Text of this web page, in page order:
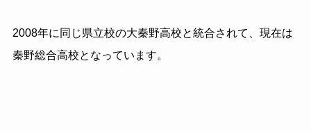
2008年に同じ県立校の大秦野高校と統合されて、現在は
秦野総合高校となっています。